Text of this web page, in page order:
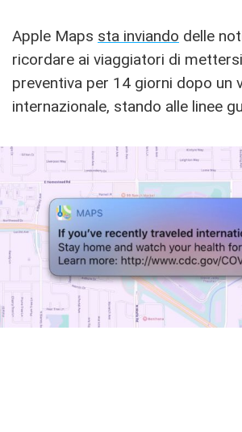
Apple Maps sta inviando delle
ricordare ai viaggiatori di
preventiva per 14 giorni dopo un
internazionale, stando alle linee